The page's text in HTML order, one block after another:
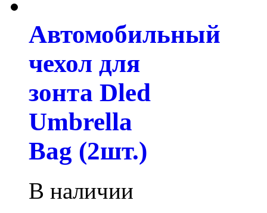
Автомобильный
чехол для
зонта Dled
Umbrella
Bag (2шт.)
В наличии